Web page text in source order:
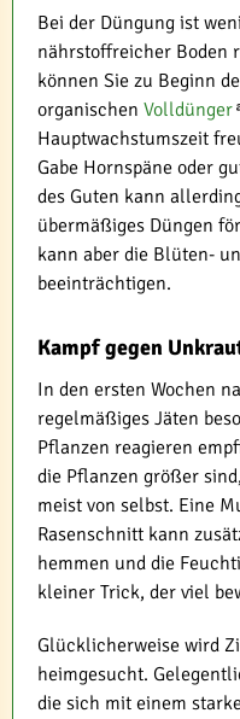
Bei der Düngung ist
nährstoffreicher Boden
können Sie zu Beginn
organischen Volldünger
Hauptwachstumszeit
Gabe Hornspäne oder
des Guten kann
übermäßiges Düngen
kann aber die Blüten-
beeinträchtigen.
Kampf gegen
In den ersten Wochen
regelmäßiges Jäten
Pflanzen reagieren
die Pflanzen größer
meist von selbst. Eine
Rasenschnitt kann
hemmen und die
kleiner Trick, der viel
Glücklicherweise wird
heimgesucht.
die sich mit einem